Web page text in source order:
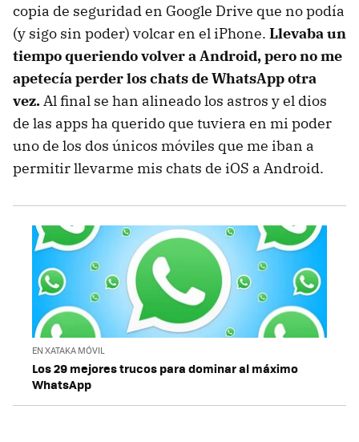
copia de seguridad en Google Drive que no podía
(y sigo sin poder) volcar en el iPhone. Llevaba un
tiempo queriendo volver a Android, pero no me
apetecía perder los chats de WhatsApp otra
vez.Al final se han alineado los astros y el dios
de las apps ha querido que tuviera en mi poder
uno de los dos únicos móviles que me iban a
permitir llevarme mis chats de iOS a Android.
EN XATAKA MÓVIL
Los 29 mejores trucos para dominar al máximo
WhatsApp